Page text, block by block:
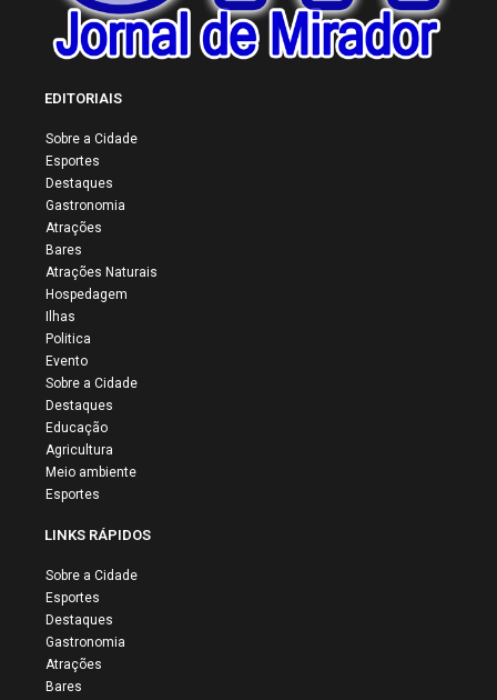
EDITORIAIS
Sobre a Cidade
Esportes
Destaques
Gastronomia
Atrações
Bares
Atrações Naturais
Hospedagem
Ilhas
Politica
Evento
Sobre a Cidade
Destaques
Educação
Agricultura
Meio ambiente
Esportes
LINKS RÁPIDOS
Sobre a Cidade
Esportes
Destaques
Gastronomia
Atrações
Bares